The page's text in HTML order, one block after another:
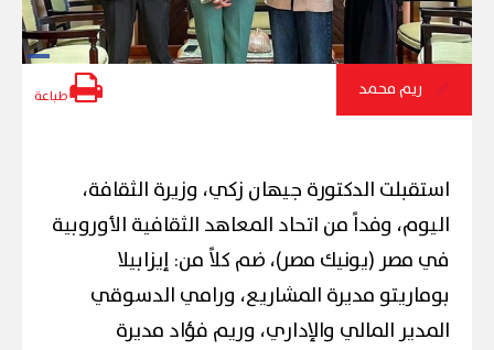
ريم محمد طباعة
استقبلت الدكتورة جيهان زكي، وزيرة الثقافة،
اليوم، وفداً من اتحاد المعاهد الثقافية الأوروبية
في مصر (يونيك مصر)، ضم كلاً من: إيزابيلا
بوماريتو مديرة المشاريع، ورامي الدسوقي
المدير المالي والإداري، وريم فؤاد مديرة